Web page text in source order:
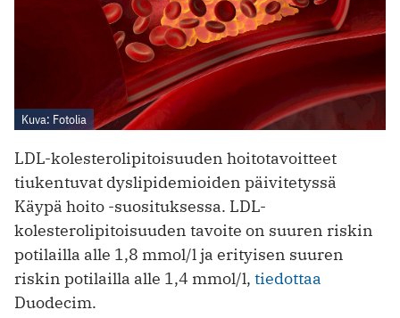
Kuva: Fotolia
LDL-kolesterolipitoisuuden hoitotavoitteet
tiukentuvat dyslipidemioiden päivitetyssä
Käypä hoito -suosituksessa. LDL-
kolesterolipitoisuuden tavoite on suuren riskin
potilailla alle 1,8 mmol/l ja erityisen suuren
riskin potilailla alle 1,4 mmol/l, tiedottaa
Duodecim.